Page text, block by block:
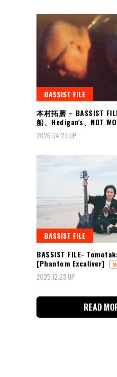
BASSIST FILE
本村拓磨 – BASSIST
船、Hedigan's、NOT
2026.04.23 UP
BASSIST FILE
BASSIST FILE-
[Phantom Excaliver]
2025.12.23 UP
READ